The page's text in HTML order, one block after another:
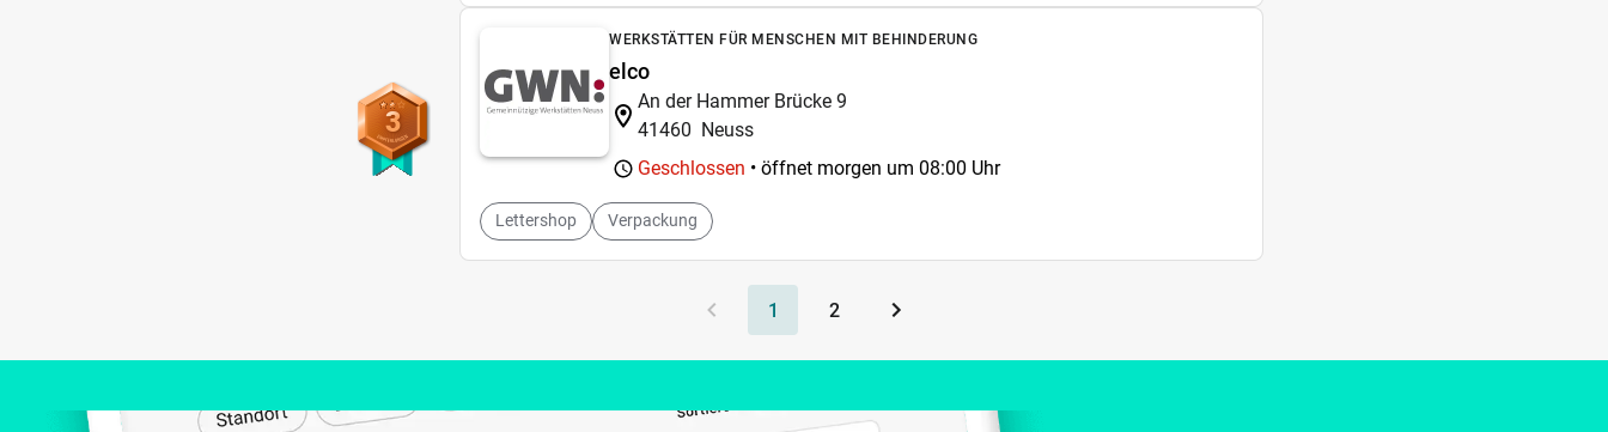
3
WERKSTÄTTEN FÜR MENSCHEN MIT BEHINDERUNG
elco
An der Hammer Brücke 9
41460 Neuss
Geschlossen • öffnet morgen um 08:00 Uhr
Lettershop Verpackung
1 2